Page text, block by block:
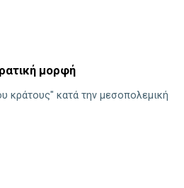
μορφή
κράτους" κατά την μεσοπολεμική